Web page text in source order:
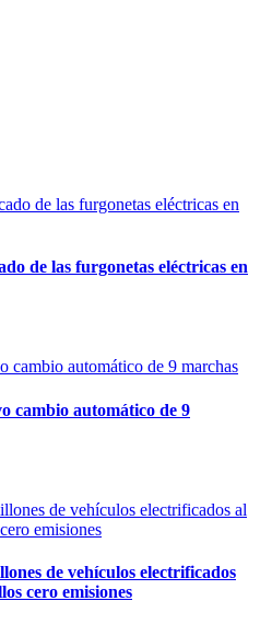
de las furgonetas eléctricas en
cambio automático de 9
de vehículos electrificados
cero emisiones